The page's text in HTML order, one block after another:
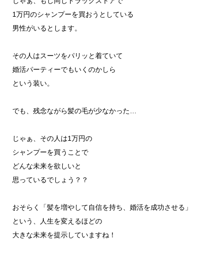
1万円のシャンプーを買おうとしている
男性がいるとします。
その人はスーツをパリッと着ていて
婚活パーティーでもいくのかしら
という装い。
でも、残念ながら髪の毛が少なかった…
じゃぁ、その人は1万円の
シャンプーを買うことで
どんな未来を欲しいと
思っているでしょう？？
おそらく「髪を増やして自信を持ち、婚活を成功させる」
という、人生を変えるほどの
大きな未来を提示していますね！